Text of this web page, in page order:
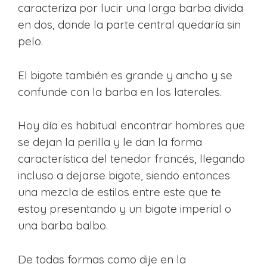
caracteriza por lucir una larga barba divida
en dos, donde la parte central quedaría sin
pelo.
El bigote también es grande y ancho y se
confunde con la barba en los laterales.
Hoy día es habitual encontrar hombres que
se dejan la perilla y le dan la forma
característica del tenedor francés, llegando
incluso a dejarse bigote, siendo entonces
una mezcla de estilos entre este que te
estoy presentando y un bigote imperial o
una barba balbo.
De todas formas como dije en la